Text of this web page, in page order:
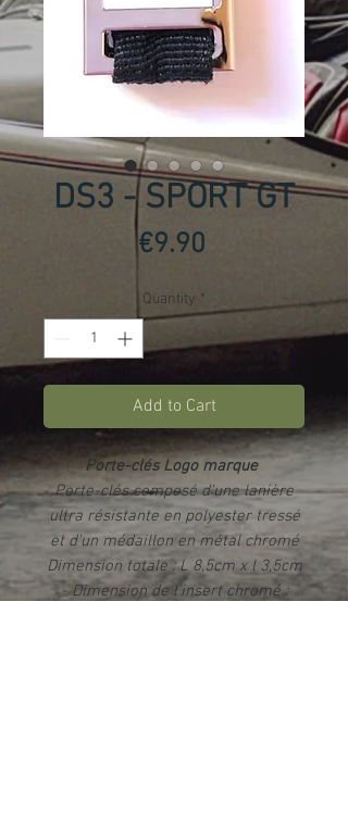
DS3 - SPORT GT
€9.90Price
Quantity *
Add to Cart
Porte-clés Logo marque
Porte-clés composé d'une lanière
ultra résistante en polyester tressé
et d'un médaillon en métal chromé
Dimension totale : L 8,5cm x l 3,5cm
- Dimension de l'insert chromé :